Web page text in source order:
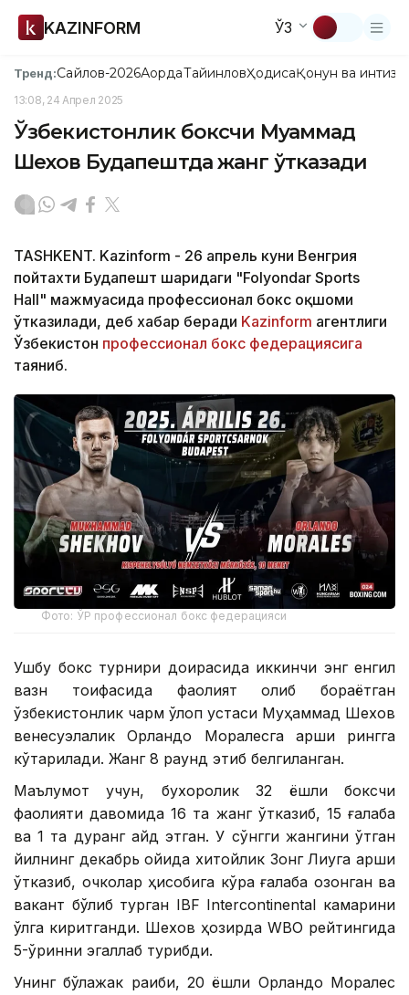
KAZINFORM ЎЗ
Тренд:Сайлов-2026АқордаТайинловҲодисаҚонун ва
13:08, 24 Апрел 2025
Ўзбекистонлик боксчи Муҳаммад
Шехов Будапештда жанг ўтказади
TASHKENT. Kazinform - 26 апрель куни Венгрия
пойтахти Будапешт шаҳридаги "Folyondar Sports
Hall" мажмуасида профессионал бокс оқшоми
ўтказилади, деб хабар беради Kazinform агентлиги
Ўзбекистон профессионал бокс федерациясига
таяниб.
Фото: ЎР профессионал бокс федерацияси
Ушбу бокс турнири доирасида иккинчи энг енгил
вазн тоифасида фаолият олиб бораётган
ўзбекистонлик чарм қўлқоп устаси Муҳаммад Шехов
венесуэлалик Орландо Моралесга қарши рингга
кўтарилади. Жанг 8 раунд этиб белгиланган.
Маълумот учун, бухоролик 32 ёшли боксчи
фаолияти давомида 16 та жанг ўтказиб, 15 ғалаба
ва 1 та дуранг қайд этган. У сўнгги жангини ўтган
йилнинг декабрь ойида хитойлик Зонг Лиуга қарши
ўтказиб, очколар ҳисобига кўра ғалаба қозонган ва
вакант бўлиб турган IBF Intercontinental камарини
қўлга киритганди. Шехов ҳозирда WBO рейтингида
5-ўринни эгаллаб турибди.
Унинг бўлажак рақиби, 20 ёшли Орландо Моралес